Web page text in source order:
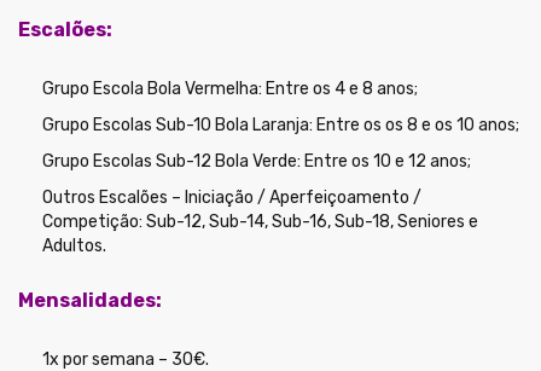
Escalões:
Grupo Escola Bola Vermelha: Entre os 4 e 8 anos;
Grupo Escolas Sub-10 Bola Laranja: Entre os os 8 e os 10 anos;
Grupo Escolas Sub-12 Bola Verde: Entre os 10 e 12 anos;
Outros Escalões – Iniciação / Aperfeiçoamento /
Competição: Sub-12, Sub-14, Sub-16, Sub-18, Seniores e
Adultos.
Mensalidades:
1x por semana – 30€.